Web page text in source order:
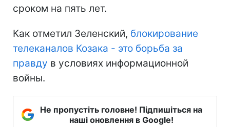
сроком на пять лет.
Как отметил Зеленский, блокирование
телеканалов Козака - это борьба за
правду в условиях информационной
войны.
Не пропустіть головне! Підпишіться на
наші оновлення в Google!